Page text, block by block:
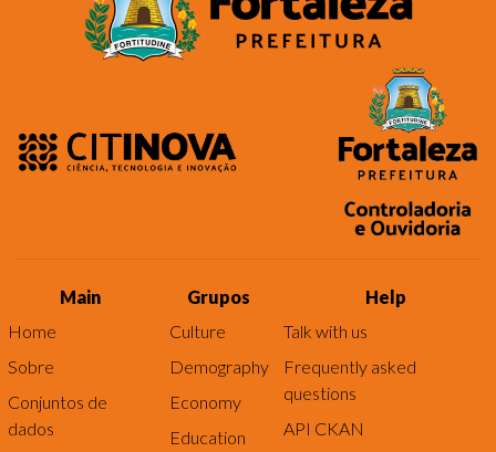
Main
Home
Sobre
Conjuntos de
dados
Grupos
Culture
Demography
Economy
Education
Help
Talk with us
Frequently asked
questions
API CKAN